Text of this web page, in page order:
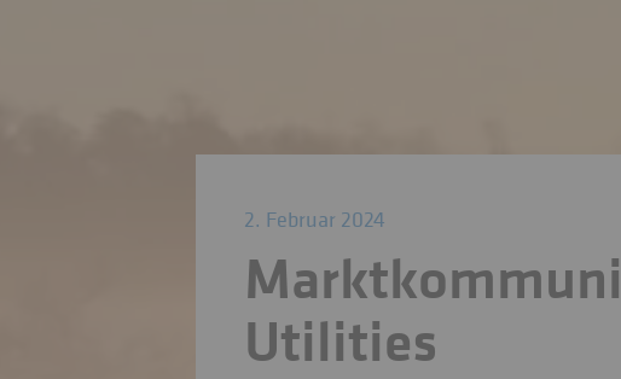
2. Februar 2024
Utilities